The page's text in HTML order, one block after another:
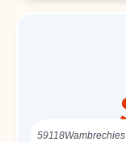
59118Wambrechies